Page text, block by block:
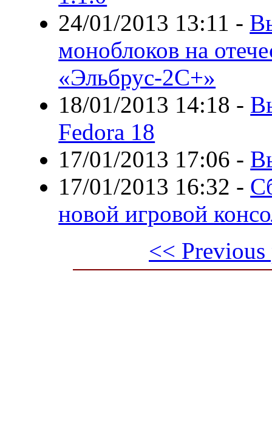
24/01/2013 13:11 -
моноблоков на
«Эльбрус-2С+»
18/01/2013 14:18 -
Fedora 18
17/01/2013 17:06 -
17/01/2013 16:32 -
новой игровой
<< Previous